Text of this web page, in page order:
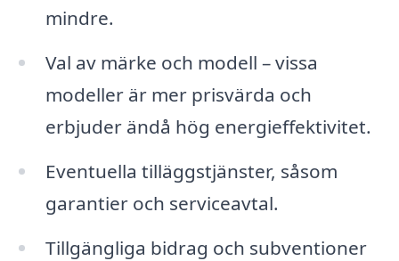
mindre.
Val av märke och modell – vissa
modeller är mer prisvärda och
erbjuder ändå hög energieffektivitet.
Eventuella tilläggstjänster, såsom
garantier och serviceavtal.
Tillgängliga bidrag och subventioner